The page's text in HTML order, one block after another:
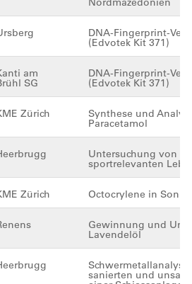
DNA-Fingerprint-
(Edvotek Kit 371)
am
SG
DNA-Fingerprint-
(Edvotek Kit 371)
Zürich Synthese und
Paracetamol
Untersuchung von
sportrelevanten
Zürich Octocrylene in
Gewinnung und
Lavendelöl
sanierten und